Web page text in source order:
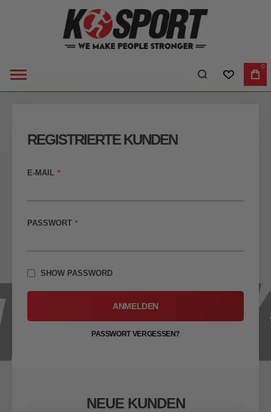
0
REGISTRIERTE KUNDEN
E-MAIL
PASSWORT
SHOW PASSWORD
ANMELDEN
PASSWORT VERGESSEN?
NEUE KUNDEN